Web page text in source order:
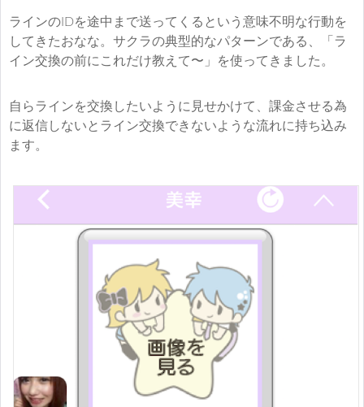
ラインのIDを途中まで送ってくるという意味不明な行動を
してきたおなな。サクラの典型的なパターンである、「ラ
イン交換の前にこれだけ教えて〜」を使ってきました。
自らラインを交換したいように見せかけて、課金させる為
に返信しないとライン交換できないような流れに持ち込み
ます。